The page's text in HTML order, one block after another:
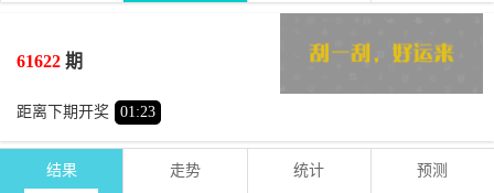
61622 期
距离下期开奖 01:23
7 + 5 + 3 = 15
期号 号码
结果 走势 统计 预测